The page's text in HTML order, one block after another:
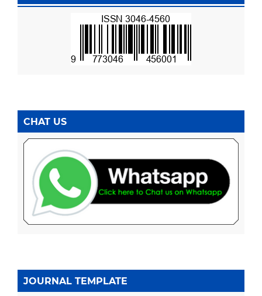
CHAT US
JOURNAL TEMPLATE